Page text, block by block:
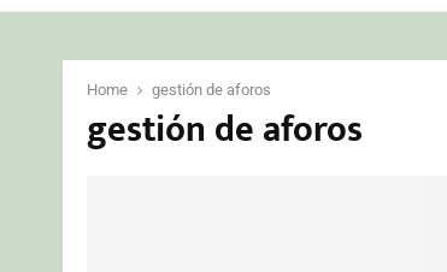
Home gestión de aforos
gestión de aforos